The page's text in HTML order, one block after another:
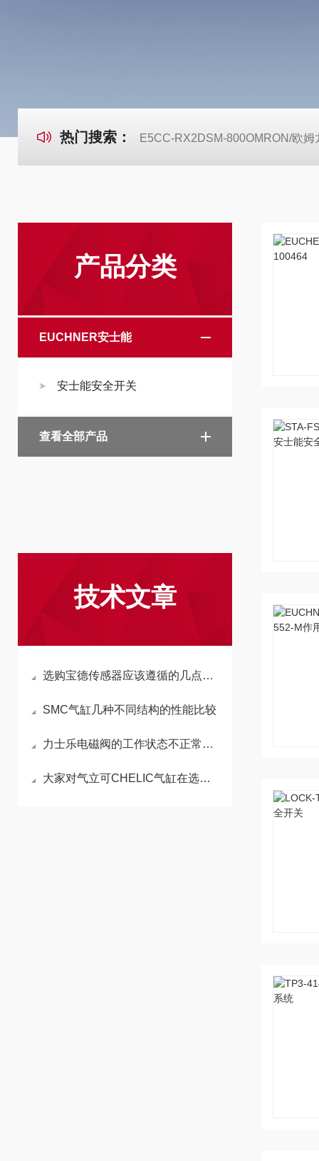
热门搜索： E5CC-RX2DSM-800OMRON/欧
产品分类
EUCHNER安士能
安士能安全开关
查看全部产品
技术文章
选购宝德传感器应该遵循的几点要素
SMC气缸几种不同结构的性能比较
力士乐电磁阀的工作状态不正常应从哪些方面排查
大家对气立可CHELIC气缸在选用时必须留意的几个方面开展详细介绍